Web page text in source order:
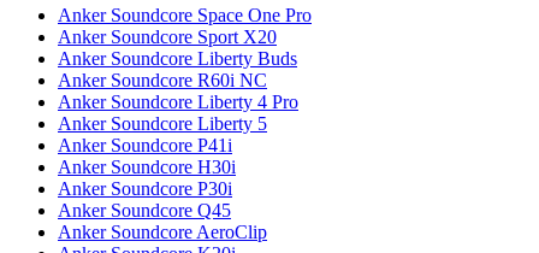
Anker Soundcore Space One Pro
Anker Soundcore Sport X20
Anker Soundcore Liberty Buds
Anker Soundcore R60i NC
Anker Soundcore Liberty 4 Pro
Anker Soundcore Liberty 5
Anker Soundcore P41i
Anker Soundcore H30i
Anker Soundcore P30i
Anker Soundcore Q45
Anker Soundcore AeroClip